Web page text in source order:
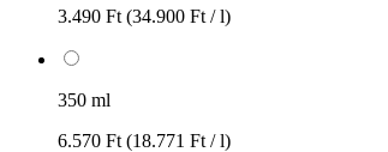
3.490 Ft (34.900 Ft / l)
350 ml
6.570 Ft (18.771 Ft / l)